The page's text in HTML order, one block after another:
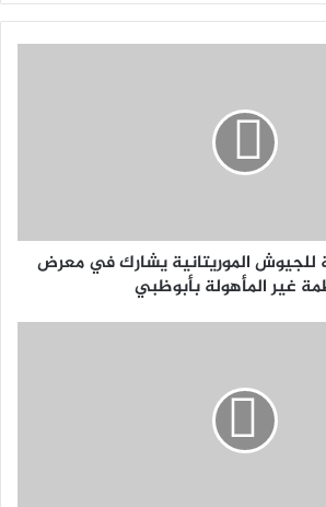
للجيوش الموريتانية يشارك في معرض
غير المأهولة بأبوظبي